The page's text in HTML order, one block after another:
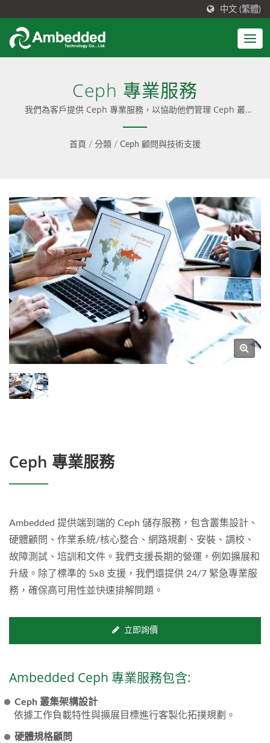
中文 (繁體)
Ceph 專業服務
我們為客戶提供 Ceph 專業服務，以協助他們管理 Ceph 叢
集。 / Ceph 解決方案整合了易於安裝、預先配置的軟體與友善
的使用者介面；並提供 Ceph 顧問諮詢、專業服務與無縫更
新，同時提供純軟體（software-only）和一站式（turnkey）
首頁 / 分類 / Ceph 顧問與技術支援
Ceph 專業服務
Ambedded 提供端到端的 Ceph 儲存服務，包含叢集設計、
硬體顧問、作業系統/核心整合、網路規劃、安裝、調校、
故障測試、培訓和文件。我們支援長期的營運，例如擴展和
升級。除了標準的 5x8 支援，我們還提供 24/7 緊急專業服
務，確保高可用性並快速排解問題。
立即詢價
Ambedded Ceph 專業服務包含:
Ceph 叢集架構設計
依據工作負載特性與擴展目標進行客製化拓撲規劃。
硬體規格顧問